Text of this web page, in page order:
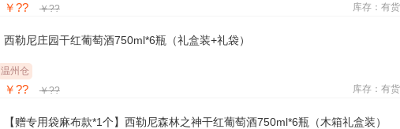
￥?? ￥?? 库存：有货
西勒尼庄园干红葡萄酒750ml*6瓶（礼盒装+礼袋）
温州仓
￥?? ￥?? 库存：有货
【赠专用袋麻布款*1个】西勒尼森林之神干红葡萄酒750ml*6瓶（木箱礼盒装）